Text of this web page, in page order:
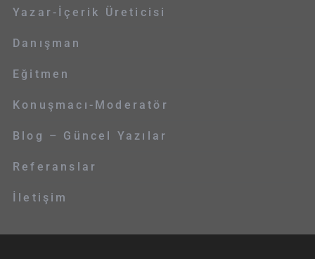
Yazar-İçerik Üreticisi
Danışman
Eğitmen
Konuşmacı-Moderatör
Blog – Güncel Yazılar
Referanslar
İletişim